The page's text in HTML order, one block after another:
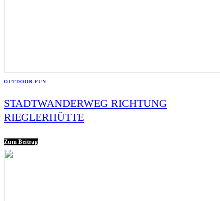
OUTDOOR FUN
STADTWANDERWEG RICHTUNG
RIEGLERHÜTTE
Zum Beitrag